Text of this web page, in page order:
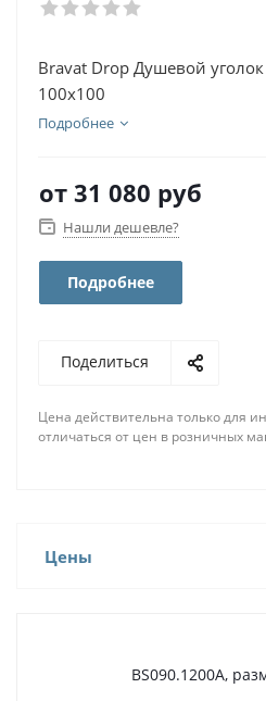
Bravat Drop Душевой
100х100
Подробнее
от 31 080 руб
Нашли дешевле?
Подробнее
Поделиться
Цена действительна только для
отличаться от цен в розничных
Цены
BS090.1200A,